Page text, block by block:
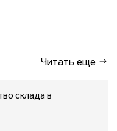
Читать еще
склада в